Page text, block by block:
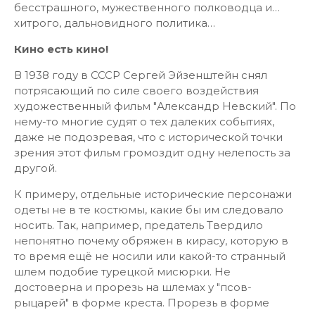
бесстрашного, мужественного полководца и…
хитрого, дальновидного политика…
Кино есть кино!
В 1938 году в СССР Сергей Эйзенштейн снял
потрясающий по силе своего воздействия
художественный фильм "Александр Невский". По
нему-то многие судят о тех далеких событиях,
даже не подозревая, что с исторической точки
зрения этот фильм громоздит одну нелепость за
другой.
К примеру, отдельные исторические персонажи
одеты не в те костюмы, какие бы им следовало
носить. Так, например, предатель Твердило
непонятно почему обряжен в кирасу, которую в
то время ещё не носили или какой-то странный
шлем подобие турецкой мисюрки. Не
достоверна и прорезь на шлемах у "псов-
рыцарей" в форме креста. Прорезь в форме